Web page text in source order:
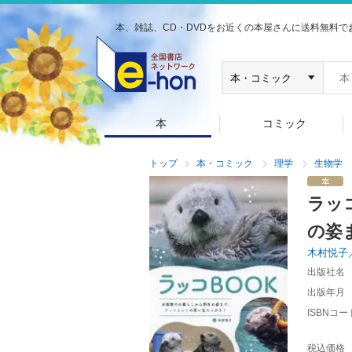
本、雑誌、CD・DVDをお近くの本屋さんに送料無料で
本 コミック
トップ 本・コミック 理学 生物学
ラッ
の姿
木村悦子
出版社名
出版年月
ISBNコー
税込価格